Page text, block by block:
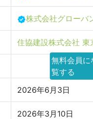
株式会社グローバ
住協建設株式会社 東
無料会員に
覧する
2026年6月3日
2026年3月10日